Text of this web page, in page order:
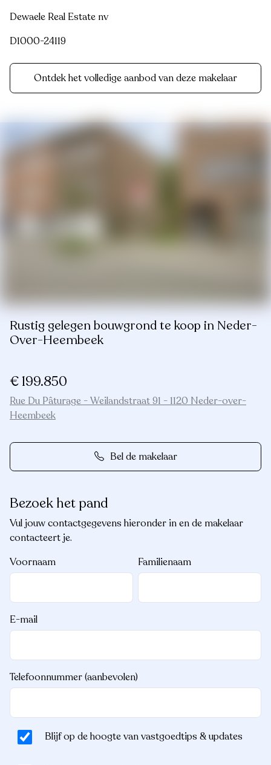
Dewaele Real Estate nv
D1000-24119
Ontdek het volledige aanbod van deze makelaar
Rustig gelegen bouwgrond te koop in Neder-
Over-Heembeek
€ 199.850
Rue Du Pâturage - Weilandstraat 91 - 1120 Neder-over-
Heembeek
Bel de makelaar
Bezoek het pand
Vul jouw contactgegevens hieronder in en de makelaar
contacteert je.
Voornaam
Familienaam
E-mail
Telefoonnummer (aanbevolen)
Blijf op de hoogte van vastgoedtips & updates